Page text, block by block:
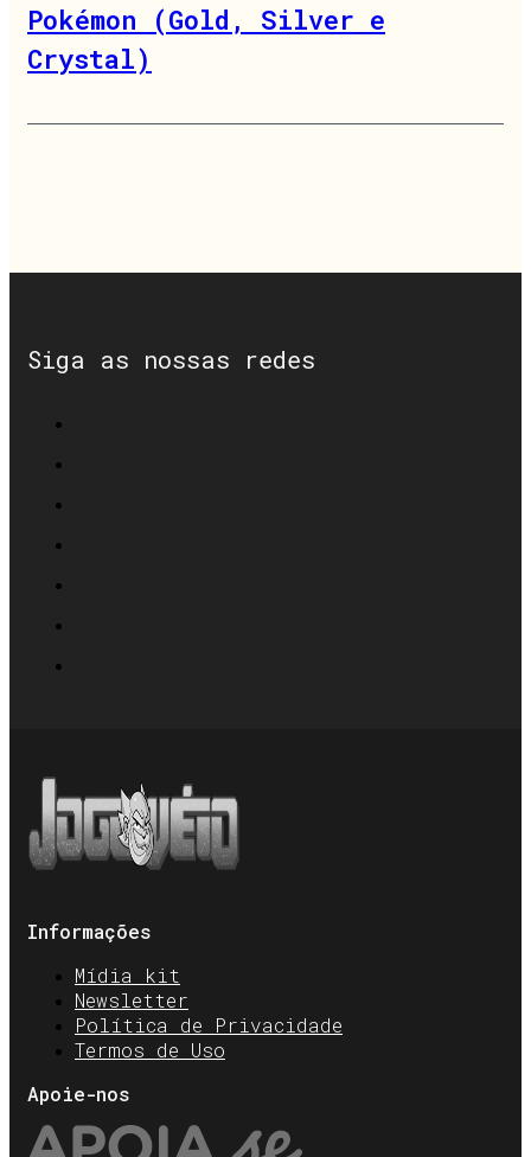
Pokémon (Gold, Silver e
Crystal)
Siga as nossas redes
Informações
Mídia kit
Newsletter
Política de Privacidade
Termos de Uso
Apoie-nos